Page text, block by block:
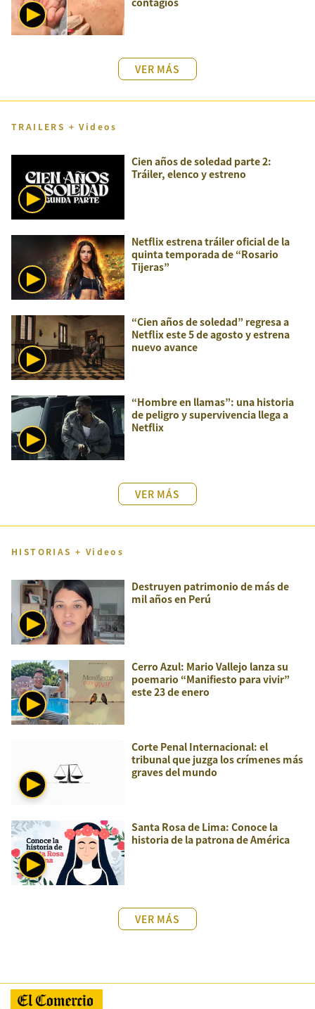
VER MÁS
TRAILERS + Videos
Cien años de soledad parte 2:
Tráiler, elenco y estreno
Netflix estrena tráiler oficial de la
quinta temporada de “Rosario
Tijeras”
“Cien años de soledad” regresa a
Netflix este 5 de agosto y estrena
nuevo avance
“Hombre en llamas”: una historia
de peligro y supervivencia llega a
Netflix
VER MÁS
HISTORIAS + Videos
Destruyen patrimonio de más de
mil años en Perú
Cerro Azul: Mario Vallejo lanza su
poemario “Manifiesto para vivir”
este 23 de enero
Corte Penal Internacional: el
tribunal que juzga los crímenes más
graves del mundo
Santa Rosa de Lima: Conoce la
historia de la patrona de América
VER MÁS